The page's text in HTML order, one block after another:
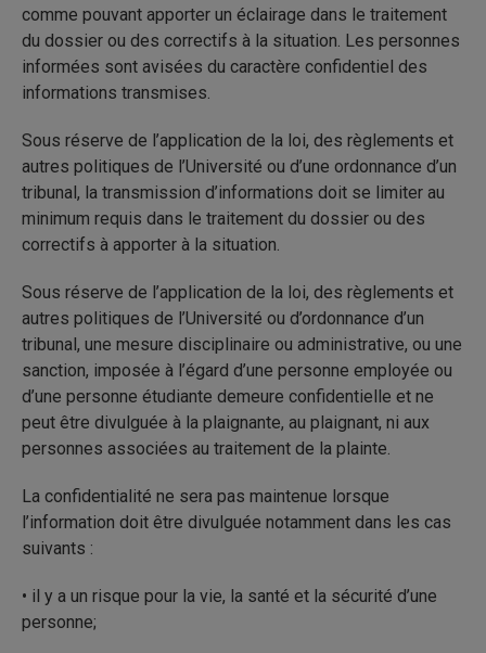
comme pouvant apporter un éclairage dans le traitement
du dossier ou des correctifs à la situation. Les personnes
informées sont avisées du caractère confidentiel des
informations transmises.
Sous réserve de l’application de la loi, des règlements et
autres politiques de l’Université ou d’une ordonnance d’un
tribunal, la transmission d’informations doit se limiter au
minimum requis dans le traitement du dossier ou des
correctifs à apporter à la situation.
Sous réserve de l’application de la loi, des règlements et
autres politiques de l’Université ou d’ordonnance d’un
tribunal, une mesure disciplinaire ou administrative, ou une
sanction, imposée à l’égard d’une personne employée ou
d’une personne étudiante demeure confidentielle et ne
peut être divulguée à la plaignante, au plaignant, ni aux
personnes associées au traitement de la plainte.
La confidentialité ne sera pas maintenue lorsque
l’information doit être divulguée notamment dans les cas
suivants :
• il y a un risque pour la vie, la santé et la sécurité d’une
personne;